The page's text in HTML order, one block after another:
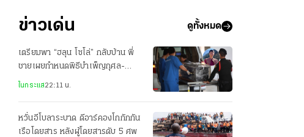
ข่าวเด่น ดูทั้งหมด
เตรียมพา “ฮลุน โซโล่” กลับบ้าน พี่
ชายเผยกำหนดพิธีบำเพ็ญกุศล-
ฌาปนกิจศพ
ในกระแส22:11 น.
หวั่นอีโบลาระบาด ดีอาร์คองโกกักกัน
เรือโดยสาร หลังผู้โดยสารดับ 5 ศพ